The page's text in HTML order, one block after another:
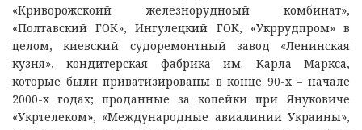
«Криворожскоий железнорудноый комбинат»,
«Полтавский ГОК», Ингулецкий ГОК, «Укррудпром» в
целом, киевский судоремонтный завод «Ленинская
кузня», кондитерская фабрика им. Карла Маркса,
которые были приватизированы в конце 90-х – начале
2000-х годах; проданные за копейки при Януковиче
«Укртелеком», «Международные авиалинии Украины»,